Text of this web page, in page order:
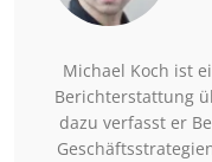
Michael Koch ist
Berichterstattung
dazu verfasst er